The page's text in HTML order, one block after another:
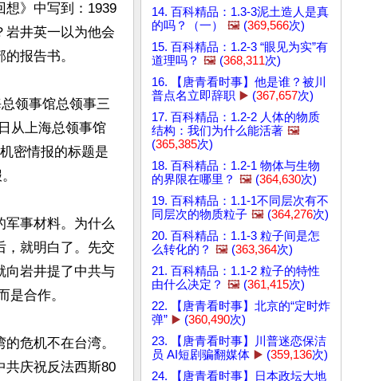
想》中写到：1939
岩井英一以为他会
报告书。
领事馆总领事三
从上海总领事馆
密情报的标题是
军事材料。为什么
，就明白了。先交
向岩井提了中共与
是合作。
危机不在台湾。
共庆祝反法西斯80
14. 百科精品：1.3-3泥土造人是真
的吗？（一）
🖼️ (369,566次)
15. 百科精品：1.2-3 “眼见为实”有
道理吗？ 🖼️ (368,311次)
16. 【唐青看时事】他是谁？被川
普点名立即辞职 ▶️ (367,657次)
17. 百科精品：1.2-2 人体的物质
结构：我们为什么能活著 🖼️
(365,385次)
18. 百科精品：1.2-1 物体与生物
的界限在哪里？ 🖼️ (364,630次)
19. 百科精品：1.1-1不同层次有不
同层次的物质粒子 🖼️ (364,276次)
20. 百科精品：1.1-3 粒子间是怎
么转化的？ 🖼️ (363,364次)
21. 百科精品：1.1-2 粒子的特性
由什么决定？ 🖼️ (361,415次)
22. 【唐青看时事】北京的“定时炸
弹” ▶️ (360,490次)
23. 【唐青看时事】川普迷恋保洁
员 AI短剧骗翻媒体 ▶️ (359,136次)
24. 【唐青看时事】日本政坛大地